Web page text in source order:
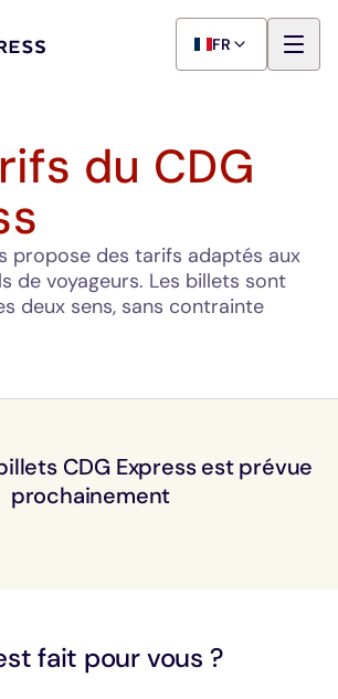
FR
du CDG
propose des tarifs adaptés aux
de voyageurs. Les billets sont
deux sens, sans contrainte
CDG Express est prévue
prochainement
fait pour vous ?